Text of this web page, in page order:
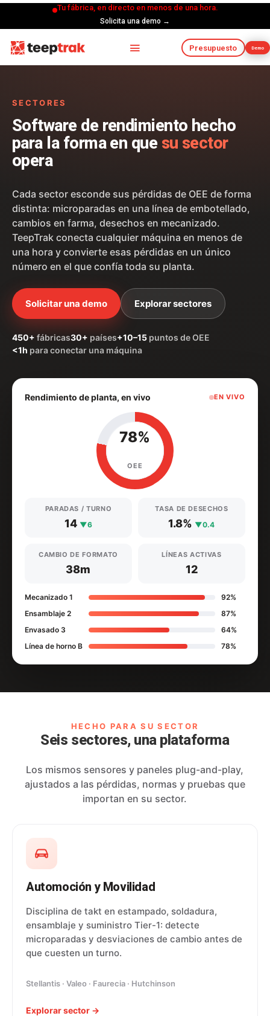
Tu fábrica, en directo en menos de una hora.
Solicita una demo →
Presupuesto Demo
SECTORES
Software de rendimiento hecho
para la forma en que su sector
opera
Cada sector esconde sus pérdidas de OEE de forma
distinta: microparadas en una línea de embotellado,
cambios en farma, desechos en mecanizado.
TeepTrak conecta cualquier máquina en menos de
una hora y convierte esas pérdidas en un único
número en el que confía toda su planta.
Solicitar una demo Explorar sectores
450+ fábricas30+ países+10–15puntos de OEE
<1h para conectar una máquina
Rendimiento de planta, en vivo EN VIVO
78%
OEE
PARADAS / TURNO
14 ▼6
TASA DE DESECHOS
1.8% ▼0.4
CAMBIO DE FORMATO
38m
LÍNEAS ACTIVAS
12
Mecanizado 1
92%
Ensamblaje 2
87%
Envasado 3
64%
Línea de horno B
78%
HECHO PARA SU SECTOR
Seis sectores, una plataforma
Los mismos sensores y paneles plug-and-play,
ajustados a las pérdidas, normas y pruebas que
importan en su sector.
Automoción y Movilidad
Disciplina de takt en estampado, soldadura,
ensamblaje y suministro Tier-1: detecte
microparadas y desviaciones de cambio antes de
que cuesten un turno.
Stellantis · Valeo · Faurecia · Hutchinson
Explorar sector →